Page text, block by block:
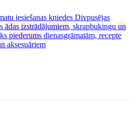
iesiešanas kniedes Divpusējas
ādas izstrādājumiem, skrapbukingu un
piederums dienasgrāmatām, recepte
aksesuāriem